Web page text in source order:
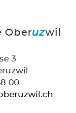
Oberuzwil
3
00